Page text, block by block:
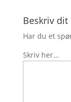
Beskriv dit
Har du et
Skriv her...